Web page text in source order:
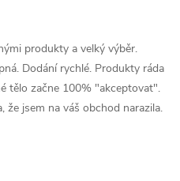
produkty a velký výběr.
Dodání rychlé. Produkty ráda
tělo začne 100% "akceptovat".
že jsem na váš obchod narazila.